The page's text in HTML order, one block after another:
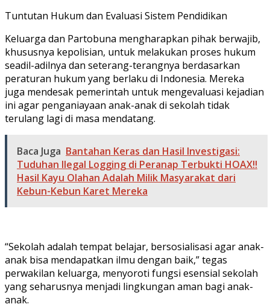
Tuntutan Hukum dan Evaluasi Sistem Pendidikan
Keluarga dan Partobuna mengharapkan pihak berwajib,
khususnya kepolisian, untuk melakukan proses hukum
seadil-adilnya dan seterang-terangnya berdasarkan
peraturan hukum yang berlaku di Indonesia. Mereka
juga mendesak pemerintah untuk mengevaluasi kejadian
ini agar penganiayaan anak-anak di sekolah tidak
terulang lagi di masa mendatang.
Baca Juga Bantahan Keras dan Hasil Investigasi:
Tuduhan Ilegal Logging di Peranap Terbukti HOAX!​!
Hasil Kayu Olahan Adalah Milik Masyarakat dari
Kebun-Kebun Karet Mereka
“Sekolah adalah tempat belajar, bersosialisasi agar anak-
anak bisa mendapatkan ilmu dengan baik,” tegas
perwakilan keluarga, menyoroti fungsi esensial sekolah
yang seharusnya menjadi lingkungan aman bagi anak-
anak.